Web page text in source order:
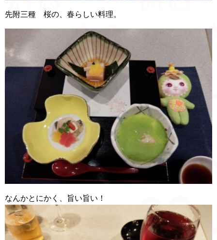
先附三種 桜の、春らしい料理。
なんかとにかく、旨い旨い！